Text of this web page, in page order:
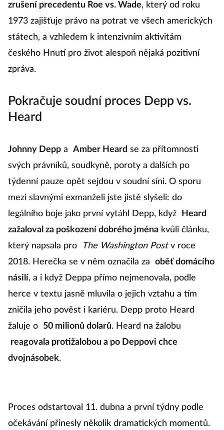
zrušení precedentu Roe vs. Wade, který od roku
1973 zajišťuje právo na potrat ve všech amerických
státech, a vzhledem k intenzivním aktivitám
českého Hnutí pro život alespoň nějaká pozitivní
zpráva.
Pokračuje soudní proces Depp vs.
Heard
Johnny Depp a Amber Heard se za přítomnosti
svých právníků, soudkyně, poroty a dalších po
týdenní pauze opět sejdou v soudní síni. O sporu
mezi slavnými exmanželi jste jistě slyšeli: do
legálního boje jako první vytáhl Depp, když
Heard
zažaloval za poškození dobrého jména kvůli článku,
který napsala pro
The Washington Postv roce
2018. Herečka se v něm označila za
oběť domácího
násilí, a i když Deppa přímo nejmenovala, podle
herce v textu jasně mluvila o jejich vztahu a tím
zničila jeho pověst i kariéru. Depp proto Heard
žaluje o
50 milionů dolarů. Heard na žalobu
reagovala protižalobou a po Deppovi chce
dvojnásobek.
Proces odstartoval 11. dubna a první týdny podle
očekávání přinesly několik dramatických momentů.